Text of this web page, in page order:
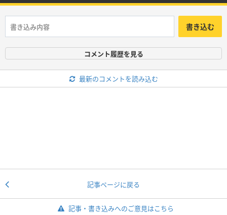
書き込む
コメント履歴を見る
最新のコメントを読み込む
記事ページに戻る
記事・書き込みへのご意見はこちら